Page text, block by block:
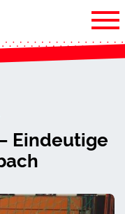
Eindeutige